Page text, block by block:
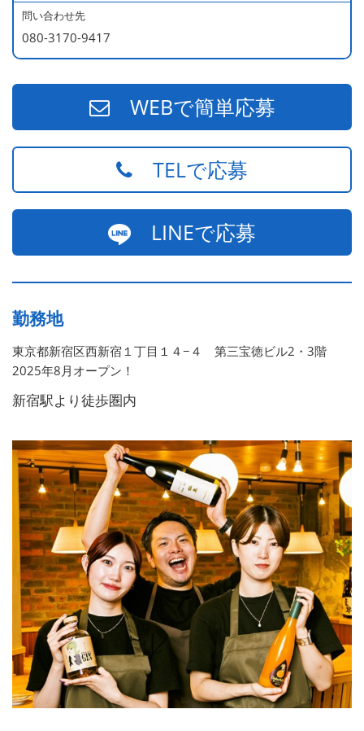
540万円／店長（20代・入社3年目・ 育休取得して、更に
やる気MAXの2児のお父さん）
670万円／統括店長（30代・入社7年目・中学生の長男筆
頭に3人の子供を持つ一家の大黒柱）
問い合わせ先
080-3170-9417
WEBで簡単応募
TELで応募
LINEで応募
勤務地
東京都新宿区西新宿１丁目１４−４ 第三宝徳ビル2・3階
2025年8月オープン！
新宿駅より徒歩圏内